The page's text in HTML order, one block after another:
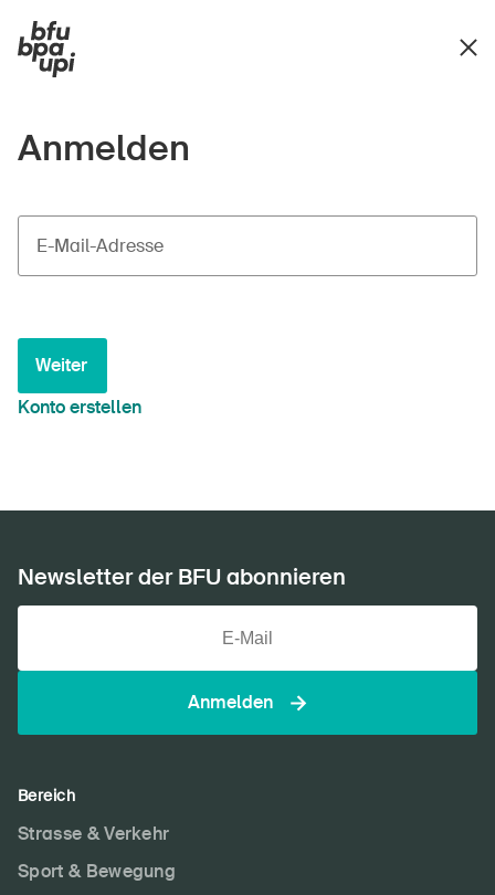
Anmelden
E-Mail-Adresse
Weiter
Konto erstellen
Newsletter der BFU abonnieren
Anmelden
Bereich
Strasse & Verkehr
Sport & Bewegung